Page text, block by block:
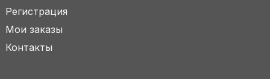
Регистрация
Мои заказы
Контакты